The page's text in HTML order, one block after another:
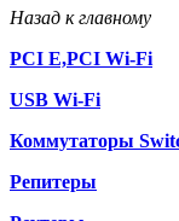
Назад к главному
PCI E,PCI Wi-Fi
USB Wi-Fi
Коммутаторы
Репитеры